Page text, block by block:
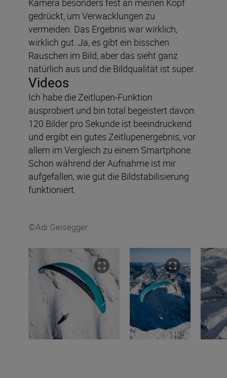
Kamera besonders fest an meinen Kopf
gedrückt, um Verwacklungen zu
vermeiden. Das Ergebnis war wirklich,
wirklich gut. Ja, es gibt ein bisschen
Rauschen im Bild, aber das sieht ganz
natürlich aus und die Bildqualität ist super.
Videos
Ich habe die Zeitlupen-Funktion
ausprobiert und bin total begeistert davon.
120 Bilder pro Sekunde ist beeindruckend
und ergibt ein gutes Zeitlupenergebnis, vor
allem im Vergleich zu einem Smartphone.
Schon während der Aufnahme ist mir
aufgefallen, wie gut die Bildstabilisierung
funktioniert.
©Adi Geisegger